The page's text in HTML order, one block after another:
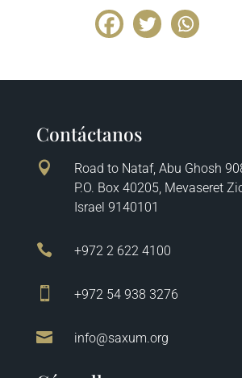
Contáctanos

Road to Nataf, Abu Ghosh
P.O. Box 40205, Mevaseret
Israel 9140101
 +972 2 622 4100
 +972 54 938 3276
 info@saxum.org